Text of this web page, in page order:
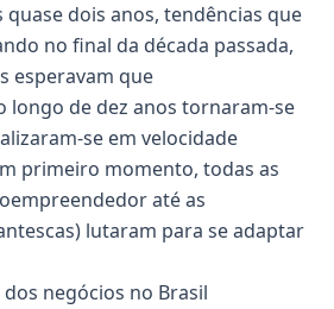
dois anos, tendências que
no final da década passada,
esperavam que
longo de dez anos tornaram-se
se em velocidade
primeiro momento, todas as
até as
lutaram para se adaptar
negócios no Brasil